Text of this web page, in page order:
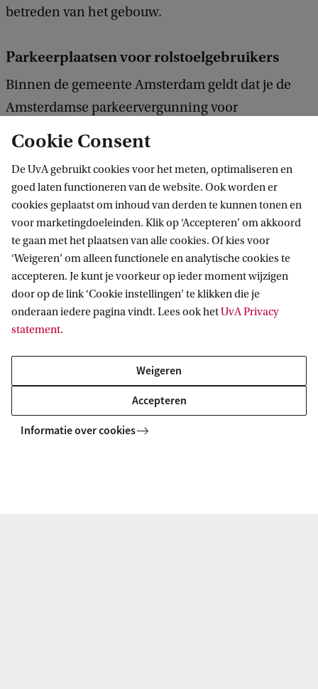
betreden van het gebouw.
Parkeerplaatsen voor rolstoelgebruikers
Binnen de gemeente Amsterdam geldt dat je de
Amsterdamse parkeervergunning voor
mindervalide bezoekers kunt aanvragen als je in
gehandicaptenparkeerkaart. Daarmee kun je gratis
parkeren op alle parkeerplaatsen waar betaald
parkeren geldt.
Cookie Consent
De UvA gebruikt cookies voor het meten, optimaliseren en
goed laten functioneren van de website. Ook worden er
cookies geplaatst om inhoud van derden te kunnen tonen en
voor marketingdoeleinden. Klik op ‘Accepteren’ om akkoord
te gaan met het plaatsen van alle cookies. Of kies voor
‘Weigeren’ om alleen functionele en analytische cookies te
accepteren. Je kunt je voorkeur op ieder moment wijzigen
door op de link ‘Cookie instellingen’ te klikken die je
onderaan iedere pagina vindt. Lees ook hetUvA Privacy
statement.
Weigeren
Accepteren
Informatie over cookies